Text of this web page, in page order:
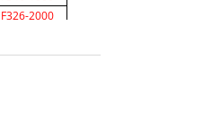
F326-2000
F346-2000